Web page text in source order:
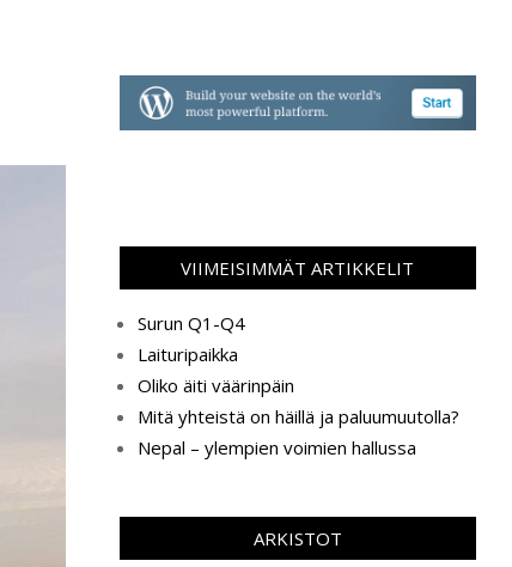
VIIMEISIMMÄT ARTIKKELIT
Surun Q1-Q4
Laituripaikka
Oliko äiti väärinpäin
Mitä yhteistä on häillä ja paluumuutolla?
Nepal – ylempien voimien hallussa
ARKISTOT